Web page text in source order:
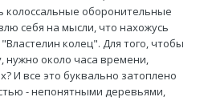
колоссальные оборонительные
себя на мысли, что нахожусь
колец". Для того, чтобы
нужно около часа времени,
И все это буквально затоплено
- непонятными деревьями,